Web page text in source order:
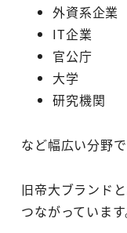
外資系企業
IT企業
官公庁
大学
研究機関
など幅広い分野
旧帝大ブランド
つながっています